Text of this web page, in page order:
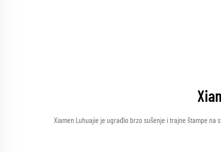
Xiamen Luhuajie je ugrađio brzo sušenje i trajne štampe